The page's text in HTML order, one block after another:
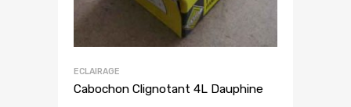
ECLAIRAGE
Cabochon Clignotant 4L Dauphine